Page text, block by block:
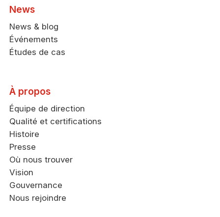
News
News & blog
Événements
Études de cas
À propos
Équipe de direction
Qualité et certifications
Histoire
Presse
Où nous trouver
Vision
Gouvernance
Nous rejoindre